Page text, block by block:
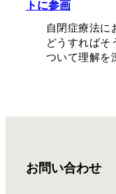
トに参画
自閉症療法に
どうすればそ
ついて理解を
お問い合わせ